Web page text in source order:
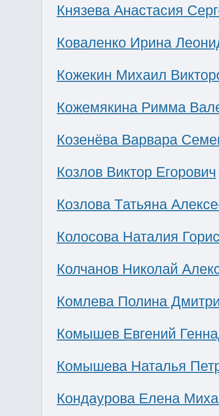
Князева Анастасия
Коваленко Ирина
Кожекин Михаил
Кожемякина Римма
Козенёва Варвара
Козлов Виктор Егорович
Козлова Татьяна
Колосова Наталия
Колчанов Николай
Комлева Полина
Комышев Евгений
Комышева Наталья
Кондаурова Елена